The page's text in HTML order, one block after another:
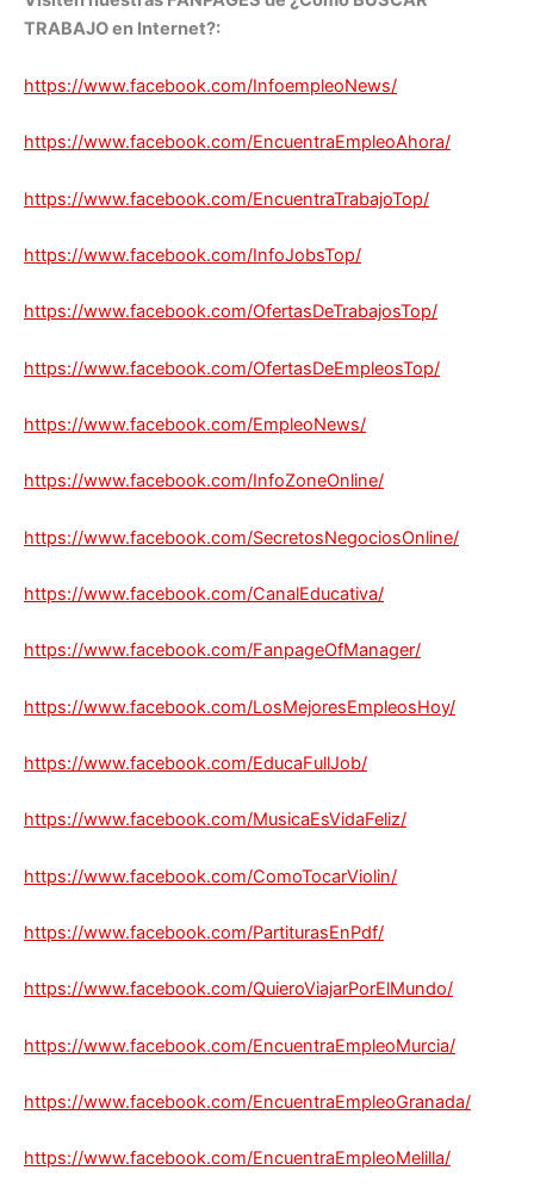
TRABAJO en Internet?:
https://www.facebook.com/InfoempleoNews/
https://www.facebook.com/EncuentraEmpleoAhora/
https://www.facebook.com/EncuentraTrabajoTop/
https://www.facebook.com/InfoJobsTop/
https://www.facebook.com/OfertasDeTrabajosTop/
https://www.facebook.com/OfertasDeEmpleosTop/
https://www.facebook.com/EmpleoNews/
https://www.facebook.com/InfoZoneOnline/
https://www.facebook.com/SecretosNegociosOnline/
https://www.facebook.com/CanalEducativa/
https://www.facebook.com/FanpageOfManager/
https://www.facebook.com/LosMejoresEmpleosHoy/
https://www.facebook.com/EducaFullJob/
https://www.facebook.com/MusicaEsVidaFeliz/
https://www.facebook.com/ComoTocarViolin/
https://www.facebook.com/PartiturasEnPdf/
https://www.facebook.com/QuieroViajarPorElMundo/
https://www.facebook.com/EncuentraEmpleoMurcia/
https://www.facebook.com/EncuentraEmpleoGranada/
https://www.facebook.com/EncuentraEmpleoMelilla/